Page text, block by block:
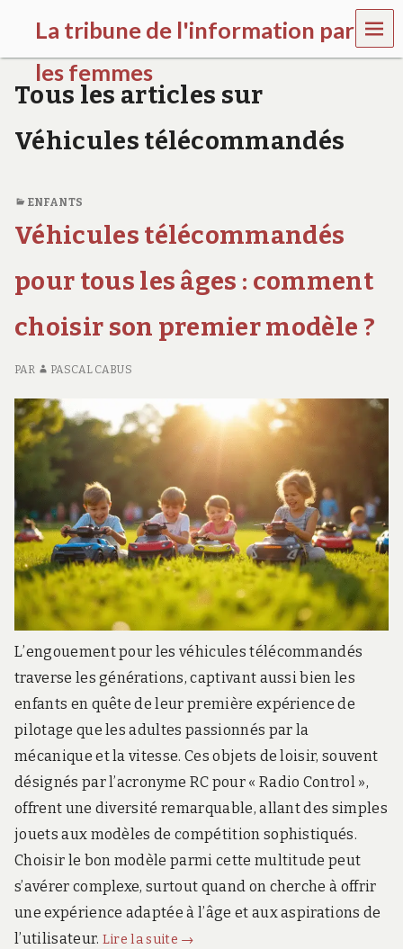
La tribune de l'information par
les femmes
l
t
b
u
n
e
o
m
e
n
a
a
r
d
s
.
MEN
U
Tous les articles sur
Véhicules télécommandés
ENFANTS
Véhicules télécommandés
pour tous les âges : comment
choisir son premier modèle ?
PAR PASCAL CABUS
L’engouement pour les véhicules télécommandés
traverse les générations, captivant aussi bien les
enfants en quête de leur première expérience de
pilotage que les adultes passionnés par la
mécanique et la vitesse. Ces objets de loisir, souvent
désignés par l’acronyme RC pour « Radio Control »,
offrent une diversité remarquable, allant des simples
jouets aux modèles de compétition sophistiqués.
Choisir le bon modèle parmi cette multitude peut
s’avérer complexe, surtout quand on cherche à offrir
une expérience adaptée à l’âge et aux aspirations de
l’utilisateur. Lire la suite
Véhicules
→